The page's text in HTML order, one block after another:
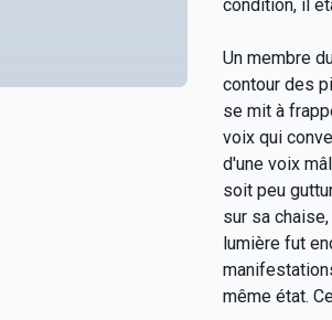
condition, il
Un membre
contour des
se mit à
voix qui
d'une voix
soit peu
sur sa
lumière fut
même état.